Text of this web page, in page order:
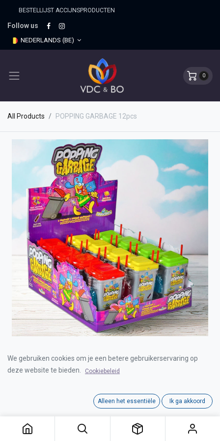
BESTELLIJST ACCIJNSPRO​DUCTEN
Follow us
NEDERLANDS (BE)
0
All Products POPPING GARBAGE 12pcs
Interne referentie: C1105039
We gebruiken cookies om je een betere gebruikerservaring op
deze website te bieden.
Cookiebeleid
Alleen het essentiële Ik ga akkoord